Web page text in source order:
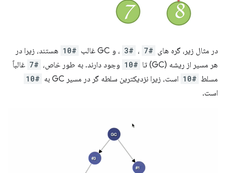
در مثال زیر، گره های #7 ، #3 ، و GC غالب #10
هستند، زیرا در
هر مسیر از ریشه (GC) تا
#10 وجود دارند. به طور خاص، #7
غالباً
مسلط #10 است، زیرا نزدیکترین سلطه گر در مسیر GC به #10
است.